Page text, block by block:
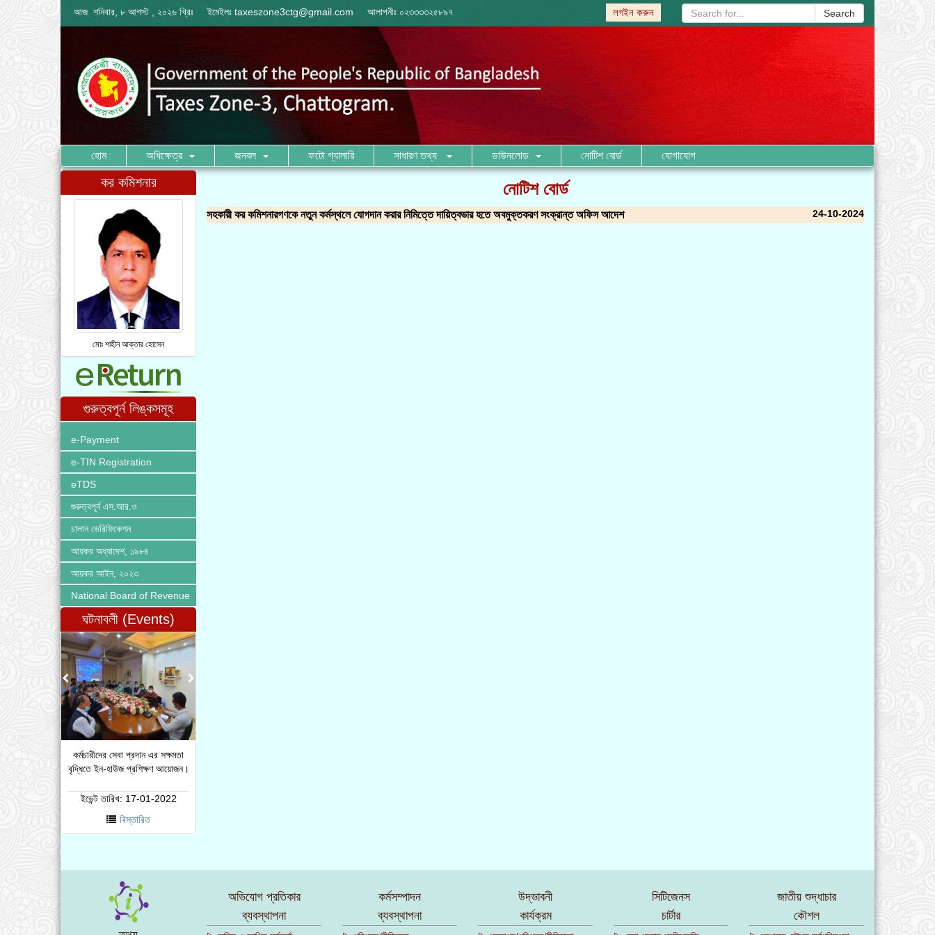
আজ শনিবার, ৮ আগস্ট , ২০২৬ খ্রিঃ ইমেইলঃ taxeszone3ctg@gmail.com আলাপনীঃ ০২৩৩৩৩২৫৮৯৭ লগইন করুন Search
হোম অধিক্ষেত্র জনবল ফটো গ্যালারি সাধারণ তথ্য ডাউনলোড নোটিশ বোর্ড যোগাযোগ
কর কমিশনার
মোঃ শাহীন আক্তার হোসেন
গুরুত্বপূর্ন লিঙ্কসমূহ
e-Payment
e-TIN Registration
eTDS
গুরুত্বপূর্ন এস.আর.ও
চালান ভেরিফিকেশন
আয়কর অধ্যাদেশ, ১৯৮৪
আয়কর আইন, ২০২৩
National Board of Revenue
ঘটনাবলী (Events)
কর্মচারীদের সেবা প্রদান এর সক্ষমতা
বৃদ্ধিতে ইন-হাউজ প্রশিক্ষণ আয়োজন।
ইভেন্ট তারিখ: 17-01-2022
বিস্তারিত
নোটিশ বোর্ড
সহকারী কর কমিশনারগণকে নতুন কর্মস্থলে যোগদান করার নিমিত্তে দায়িত্বভার হতে অবমুক্তকরণ সংক্রান্ত অফিস আদেশ 24-10-2024
অভিযোগ প্রতিকার
ব্যবস্থাপনা
কর্মসম্পাদন
ব্যবস্থাপনা
উদ্ভাবনী
কার্যক্রম
সিটিজেনস
চার্টার
জাতীয় শুদ্ধাচার
কৌশল